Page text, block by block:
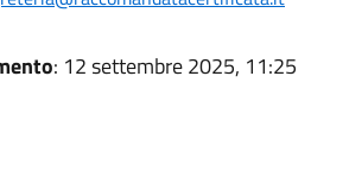
: 12 settembre 2025, 11:25